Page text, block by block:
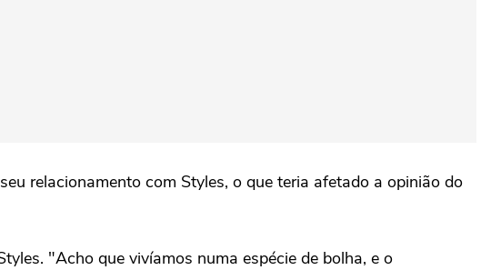
relacionamento com Styles, o que teria afetado a opinião do
"Acho que vivíamos numa espécie de bolha, e o